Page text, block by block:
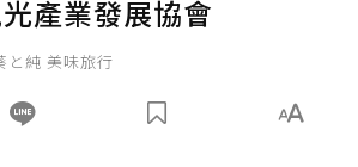
產業發展協會
と純 美味旅行